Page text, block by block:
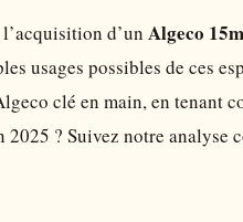
d’un Algeco
usages possibles de ces
clé en main, en tenant
2025 ? Suivez notre analyse